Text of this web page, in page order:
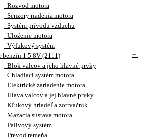
Rozvod motora
Senzory riadenia motora
Systém prívodu vzduchu
Uloženie motora
Výfukový systém
benzín 1.5 8V (2111)
+-
Blok valcov a jeho hlavné prvky
Chladiaci systém motora
Elektrické zariadenie motora
Hlava valcov a jej hlavné prvky
Kľukový hriadeľ a zotrvačník
Mazacia sústava motora
Palivový systém
Prevod remeňa